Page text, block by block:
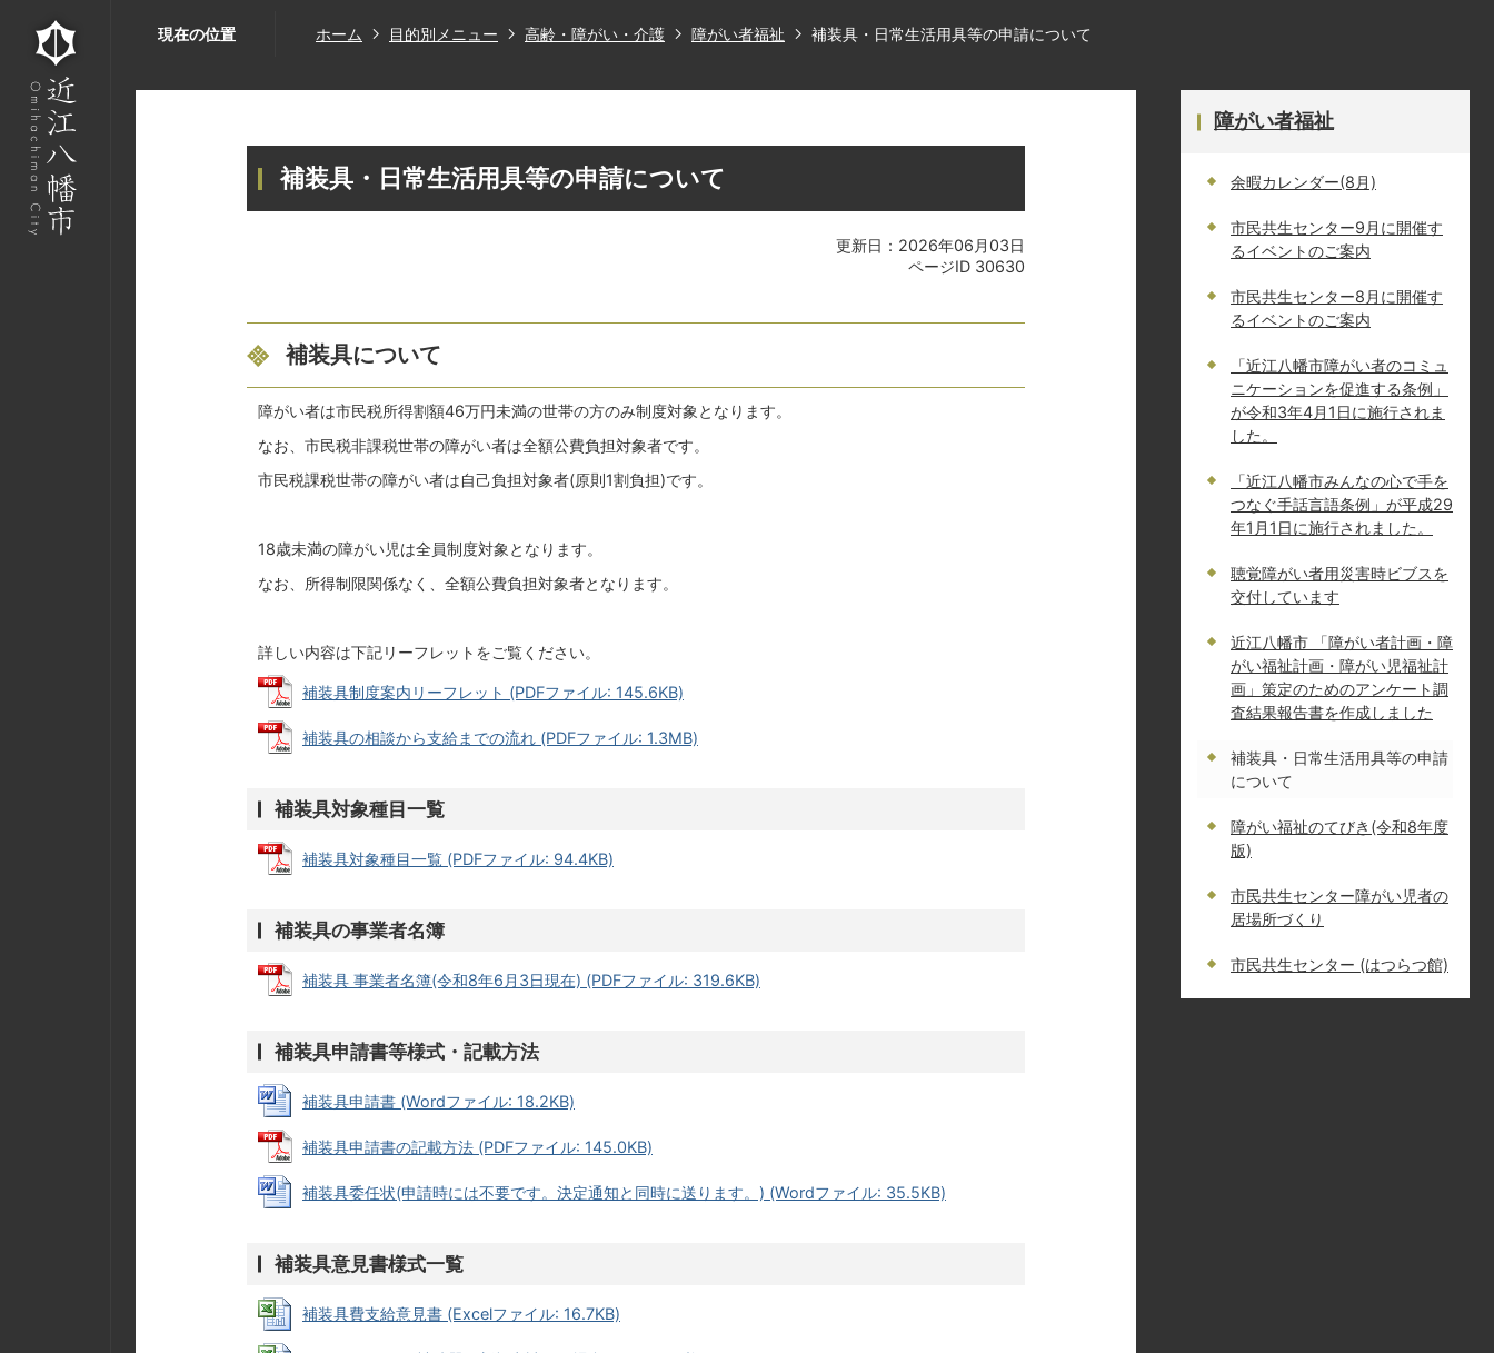
現在の位置 ホーム 目的別メニュー 高齢・障がい・介護 障がい者福祉 補装具・日常生活用具等の申請について
補装具・日常生活用具等の申請について
更新日：2026年06月03日
ページID 30630
補装具について
障がい者は市民税所得割額46万円未満の世帯の方のみ制度対象となります。
なお、市民税非課税世帯の障がい者は全額公費負担対象者です。
市民税課税世帯の障がい者は自己負担対象者(原則1割負担)です。
18歳未満の障がい児は全員制度対象となります。
なお、所得制限関係なく、全額公費負担対象者となります。
詳しい内容は下記リーフレットをご覧ください。
補装具制度案内リーフレット (PDFファイル: 145.6KB)
補装具の相談から支給までの流れ (PDFファイル: 1.3MB)
補装具対象種目一覧
補装具対象種目一覧 (PDFファイル: 94.4KB)
補装具の事業者名簿
補装具 事業者名簿(令和8年6月3日現在) (PDFファイル: 319.6KB)
補装具申請書等様式・記載方法
補装具申請書 (Wordファイル: 18.2KB)
補装具申請書の記載方法 (PDFファイル: 145.0KB)
補装具委任状(申請時には不要です。決定通知と同時に送ります。) (Wordファイル: 35.5KB)
補装具意見書様式一覧
補装具費支給意見書 (Excelファイル: 16.7KB)
障がい者福祉
余暇カレンダー(8月)
市民共生センター9月に開催す
るイベントのご案内
市民共生センター8月に開催す
るイベントのご案内
「近江八幡市障がい者のコミュ
ニケーションを促進する条例」
が令和3年4月1日に施行されま
した。
「近江八幡市みんなの心で手を
つなぐ手話言語条例」が平成29
年1月1日に施行されました。
聴覚障がい者用災害時ビブスを
交付しています
近江八幡市 「障がい者計画・障
がい福祉計画・障がい児福祉計
画」策定のためのアンケート調
査結果報告書を作成しました
補装具・日常生活用具等の申請
について
障がい福祉のてびき(令和8年度
版)
市民共生センター障がい児者の
居場所づくり
市民共生センター (はつらつ館)